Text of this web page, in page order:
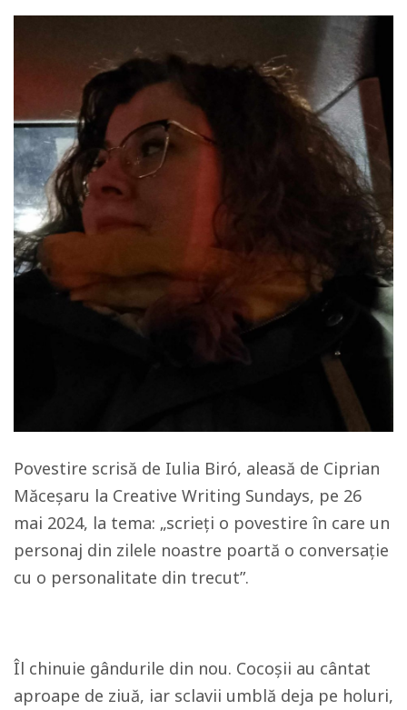
Povestire scrisă de Iulia Biró, aleasă de Ciprian
Măceșaru la Creative Writing Sundays, pe 26
mai 2024, la tema: „scrieți o povestire în care un
personaj din zilele noastre poartă o conversație
cu o personalitate din trecut”.
Îl chinuie gândurile din nou. Cocoșii au cântat
aproape de ziuă, iar sclavii umblă deja pe holuri,